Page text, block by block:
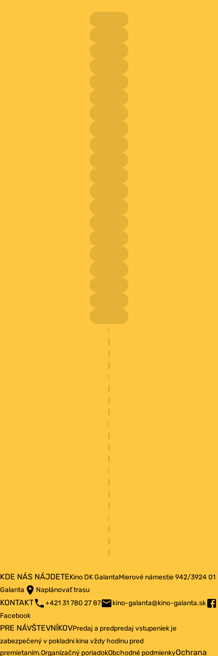
KDE NÁS NÁJDETEKino DK GalantaMierové námestie 942/3924 01
Galanta
Naplánovať trasu
KONTAKT +421 31 780 27 87
kino-galanta@kino-galanta.sk
Facebook
PRE NÁVŠTEVNÍKOVPredaj a predpredaj vstupeniek je
zabezpečený v pokladni kina vždy hodinu pred
premietaním.Organizačný poriadokObchodné podmienkyOchrana